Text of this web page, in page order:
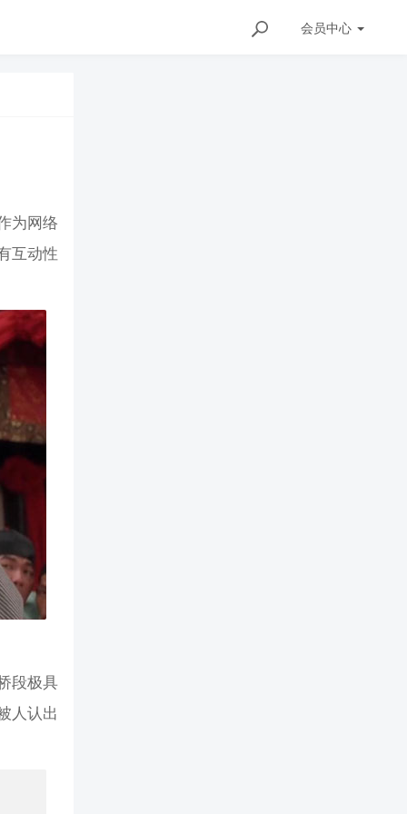
会员中心
为网络
互动性
段极具
人认出